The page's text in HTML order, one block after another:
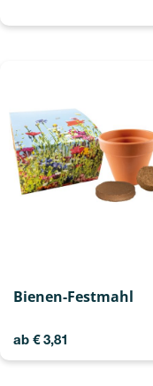
Bienen-Festmahl
ab €3,81